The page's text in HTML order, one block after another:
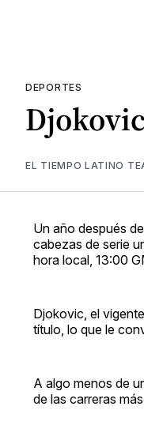
DEPORTES
EL TIEMPO LATINO
Un año después
cabezas de serie
hora local, 13:00
Djokovic, el
título, lo que le
A algo menos de
de las carreras